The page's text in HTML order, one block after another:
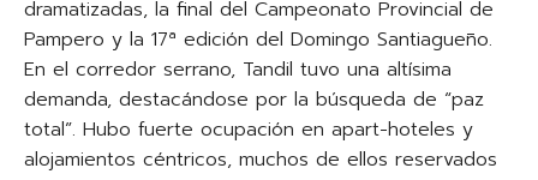
dramatizadas, la final del Campeonato Provincial de
Pampero y la 17ª edición del Domingo Santiagueño.
En el corredor serrano, Tandil tuvo una altísima
demanda, destacándose por la búsqueda de “paz
total”. Hubo fuerte ocupación en apart-hoteles y
alojamientos céntricos, muchos de ellos reservados